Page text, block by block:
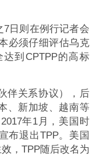
7日则在例行记者会
必须仔细评估乌克
到CPTPP的高标
伴关系协议），后
、新加坡、越南等
年1月，美国时
布退出TPP。美国
，TPP随后改名为